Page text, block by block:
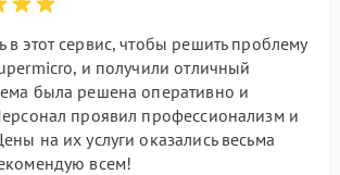
этот сервис, чтобы решить проблему
и получили отличный
была решена оперативно и
проявил профессионализм и
на их услуги оказались весьма
всем!